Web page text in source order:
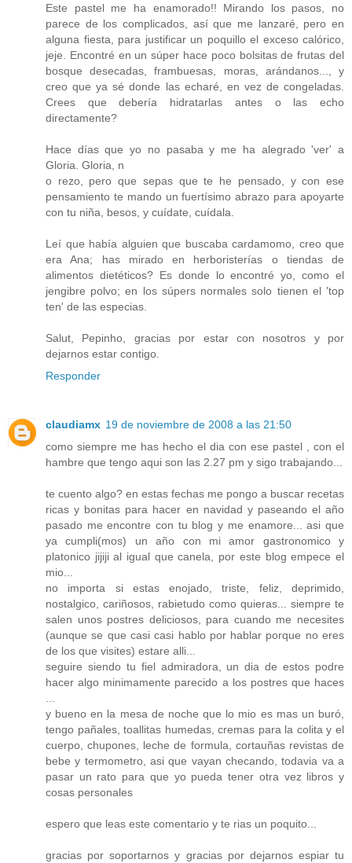
Este pastel me ha enamorado!! Mirando los pasos, no
parece de los complicados, así que me lanzaré, pero en
alguna fiesta, para justificar un poquillo el exceso calórico,
jeje. Encontré en un súper hace poco bolsitas de frutas del
bosque desecadas, frambuesas, moras, arándanos..., y
creo que ya sé donde las echaré, en vez de congeladas.
Crees que debería hidratarlas antes o las echo
directamente?
Hace días que yo no pasaba y me ha alegrado 'ver' a
Gloria. Gloria, n
o rezo, pero que sepas que te he pensado, y con ese
pensamiento te mando un fuertísimo abrazo para apoyarte
con tu niña, besos, y cuídate, cuídala.
Leí que había alguien que buscaba cardamomo, creo que
era Ana; has mirado en herboristerías o tiendas de
alimentos dietéticos? Es donde lo encontré yo, como el
jengibre polvo; en los súpers normales solo tienen el 'top
ten' de las especias.
Salut, Pepinho, gracias por estar con nosotros y por
dejarnos estar contigo.
Responder
claudiamx 19 de noviembre de 2008 a las 21:50
como siempre me has hecho el dia con ese pastel , con el
hambre que tengo aqui son las 2.27 pm y sigo trabajando...
te cuento algo? en estas fechas me pongo a buscar recetas
ricas y bonitas para hacer en navidad y paseando el año
pasado me encontre con tu blog y me enamore... asi que
ya cumpli(mos) un año con mi amor gastronomico y
platonico jijiji al igual que canela, por este blog empece el
mio...
no importa si estas enojado, triste, feliz, deprimido,
nostalgico, cariñosos, rabietudo como quieras... siempre te
salen unos postres deliciosos, para cuando me necesites
(aunque se que casi casi hablo por hablar porque no eres
de los que visites) estare alli...
seguire siendo tu fiel admiradora, un dia de estos podre
hacer algo minimamente parecido a los postres que haces
y bueno en la mesa de noche que lo mio es mas un buró,
tengo pañales, toallitas humedas, cremas para la colita y el
cuerpo, chupones, leche de formula, cortauñas revistas de
bebe y termometro, asi que vayan checando, todavia va a
pasar un rato para que yo pueda tener otra vez libros y
cosas personales
espero que leas este comentario y te rias un poquito...
gracias por soportarnos y gracias por dejarnos espiar tu